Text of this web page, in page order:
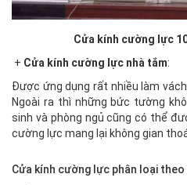
Cửa kính cường lực
+ Cửa kính cường lực nhà tắm:
Được ứng dụng rất nhiều làm
Ngoài ra thì những bức tường
sinh và phòng ngủ cũng có thể
cường lực mang lại không gian
Cửa kính cường lực phân loại